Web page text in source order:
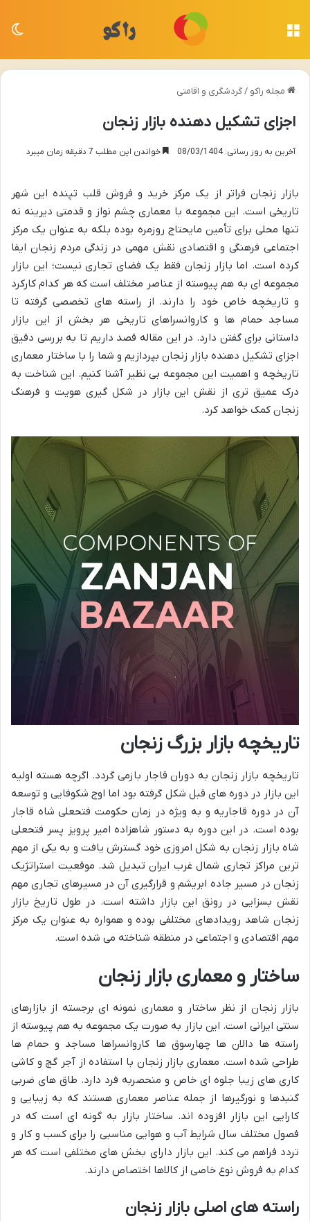
مجله راکو /گردشگری و اقامتی
اجزای تشکیل دهنده بازار زنجان
آخرین به روز رسانی: 08/03/1404 خواندن این مطلب 7 دقیقه زمان میبرد
بازار زنجان فراتر از یک مرکز خرید و فروش قلب تپنده این شهر
تاریخی است. این مجموعه با معماری چشم نواز و قدمتی دیرینه نه
تنها محلی برای تأمین مایحتاج روزمره بوده بلکه به عنوان یک مرکز
اجتماعی فرهنگی و اقتصادی نقش مهمی در زندگی مردم زنجان ایفا
کرده است. اما بازار زنجان فقط یک فضای تجاری نیست؛ این بازار
مجموعه ای به هم پیوسته از عناصر مختلف است که هر کدام کارکرد
و تاریخچه خاص خود را دارند. از راسته های تخصصی گرفته تا
مساجد حمام ها و کاروانسراهای تاریخی هر بخش از این بازار
داستانی برای گفتن دارد. در این مقاله قصد داریم تا به بررسی دقیق
اجزای تشکیل دهنده بازار زنجان بپردازیم و شما را با ساختار معماری
تاریخچه و اهمیت این مجموعه بی نظیر آشنا کنیم. این شناخت به
درک عمیق تری از نقش این بازار در شکل گیری هویت و فرهنگ
زنجان کمک خواهد کرد.
تاریخچه بازار بزرگ زنجان
تاریخچه بازار زنجان به دوران قاجار بازمی گردد. اگرچه هسته اولیه
این بازار در دوره های قبل شکل گرفته بود اما اوج شکوفایی و توسعه
آن در دوره قاجاریه و به ویژه در زمان حکومت فتحعلی شاه قاجار
بوده است. در این دوره به دستور شاهزاده امیر پرویز پسر فتحعلی
شاه بازار زنجان به شکل امروزی خود گسترش یافت و به یکی از مهم
ترین مراکز تجاری شمال غرب ایران تبدیل شد. موقعیت استراتژیک
زنجان در مسیر جاده ابریشم و قرارگیری آن در مسیرهای تجاری مهم
نقش بسزایی در رونق این بازار داشته است. در طول تاریخ بازار
زنجان شاهد رویدادهای مختلفی بوده و همواره به عنوان یک مرکز
مهم اقتصادی و اجتماعی در منطقه شناخته می شده است.
ساختار و معماری بازار زنجان
بازار زنجان از نظر ساختار و معماری نمونه ای برجسته از بازارهای
سنتی ایرانی است. این بازار به صورت یک مجموعه به هم پیوسته از
راسته ها دالان ها چهارسوق ها کاروانسراها مساجد و حمام ها
طراحی شده است. معماری بازار زنجان با استفاده از آجر گچ و کاشی
کاری های زیبا جلوه ای خاص و منحصربه فرد دارد. طاق های ضربی
گنبدها و نورگیرها از جمله عناصر معماری هستند که به زیبایی و
کارایی این بازار افزوده اند. ساختار بازار به گونه ای است که در
فصول مختلف سال شرایط آب و هوایی مناسبی را برای کسب و کار و
تردد فراهم می کند. این بازار دارای بخش های مختلفی است که هر
کدام به فروش نوع خاصی از کالاها اختصاص دارند.
راسته های اصلی بازار زنجان